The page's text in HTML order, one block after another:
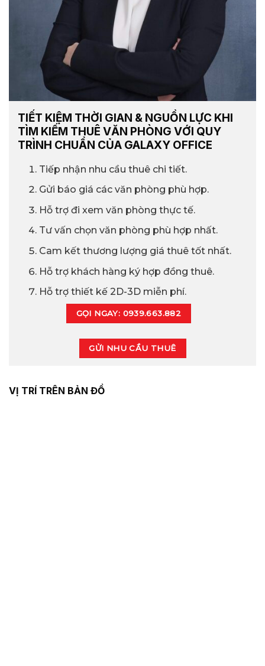
TIẾT KIỆM THỜI GIAN & NGUỒN LỰC KHI
TÌM KIẾM THUÊ VĂN PHÒNG VỚI QUY
TRÌNH CHUẨN CỦA GALAXY OFFICE
Tiếp nhận nhu cầu thuê chi tiết.
Gửi báo giá các văn phòng phù hợp.
Hỗ trợ đi xem văn phòng thực tế.
Tư vấn chọn văn phòng phù hợp nhất.
Cam kết thương lượng giá thuê tốt nhất.
Hỗ trợ khách hàng ký hợp đồng thuê.
Hỗ trợ thiết kế 2D-3D miễn phí.
GỌI NGAY: 0939.663.882
GỬI NHU CẦU THUÊ
VỊ TRÍ TRÊN BẢN ĐỒ